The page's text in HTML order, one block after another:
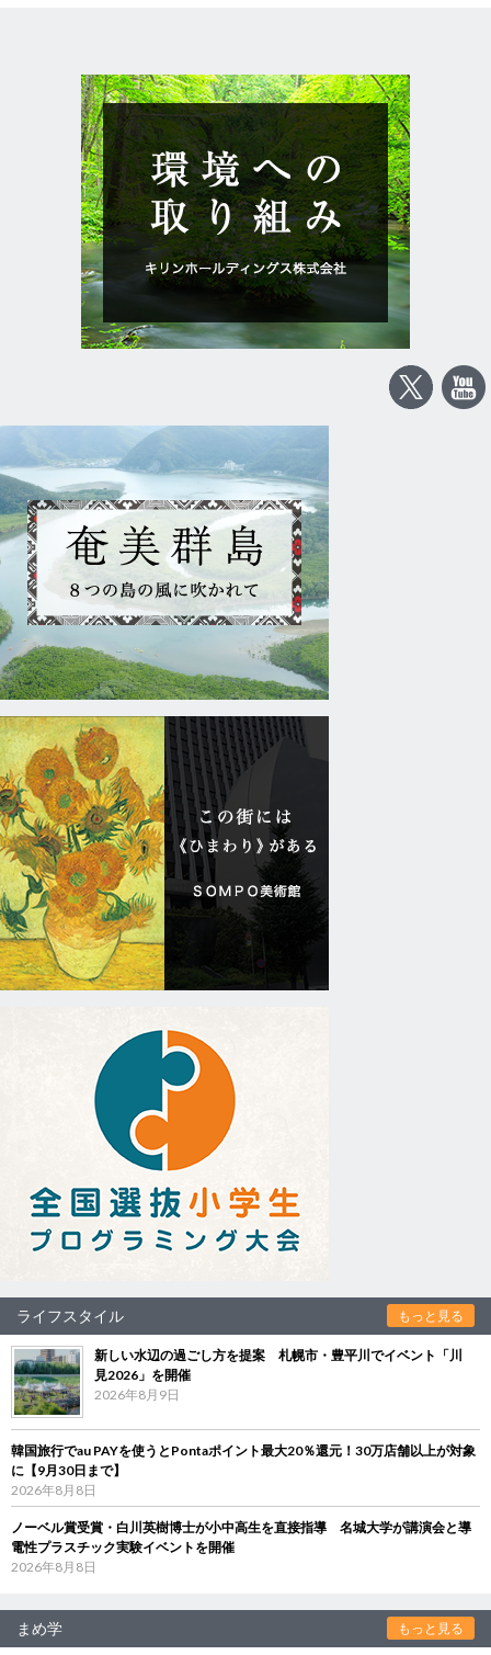
ライフスタイル もっと見る
新しい水辺の過ごし方を提案 札幌市・豊平川でイベント「川
見2026」を開催
2026年8月9日
韓国旅行でau PAYを使うとPontaポイント最大20％還元！30万店舗以上が対象
に【9月30日まで】
2026年8月8日
ノーベル賞受賞・白川英樹博士が小中高生を直接指導 名城大学が講演会と導
電性プラスチック実験イベントを開催
2026年8月8日
まめ学 もっと見る